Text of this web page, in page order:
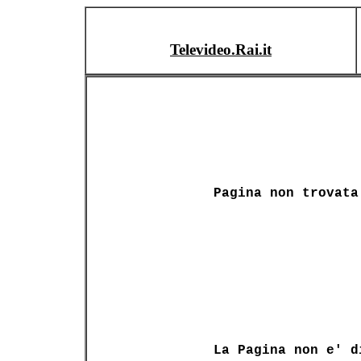
Televideo.Rai.it
Pagina non trovata
La Pagina non e'